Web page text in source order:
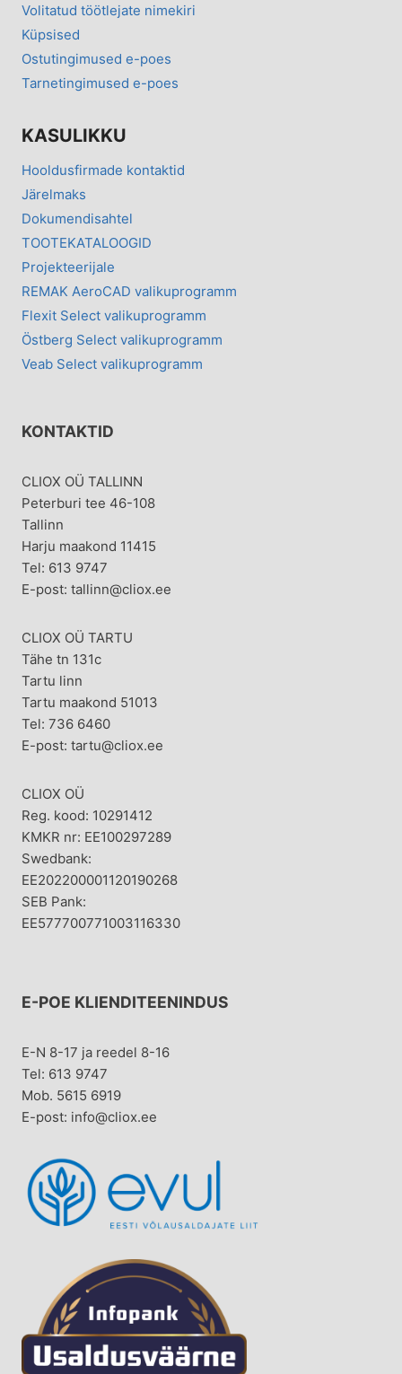
Volitatud töötlejate nimekiri
Küpsised
Ostutingimused e-poes
Tarnetingimused e-poes
KASULIKKU
Hooldusfirmade kontaktid
Järelmaks
Dokumendisahtel
TOOTEKATALOOGID
Projekteerijale
REMAK AeroCAD valikuprogramm
Flexit Select valikuprogramm
Östberg Select valikuprogramm
Veab Select valikuprogramm
KONTAKTID
CLIOX OÜ TALLINN
Peterburi tee 46-108
Tallinn
Harju maakond 11415
Tel: 613 9747
E-post: tallinn@cliox.ee
CLIOX OÜ TARTU
Tähe tn 131c
Tartu linn
Tartu maakond 51013
Tel: 736 6460
E-post: tartu@cliox.ee
CLIOX OÜ
Reg. kood: 10291412
KMKR nr: EE100297289
Swedbank:
EE202200001120190268
SEB Pank:
EE577700771003116330
E-POE KLIENDITEENINDUS
E-N 8-17 ja reedel 8-16
Tel: 613 9747
Mob. 5615 6919
E-post: info@cliox.ee